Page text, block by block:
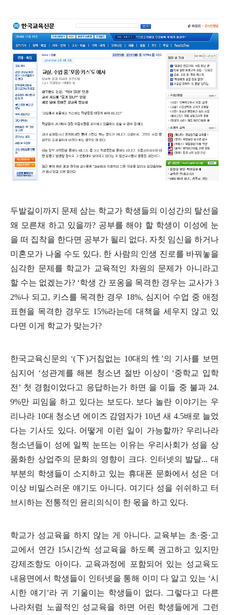
두발길이까지 문제 삼는 학교가 학생들의 이성간의 탈선을
왜 모른채 하고 있을까? 공부를 해야 할 학생이 이성에 눈
을 떠 집착을 한다면 공부가 될리 없다. 자칫 임신을 하거나
미혼모가 나올 수도 있다. 한 사람의 인생 진로를 바꿔놓을
심각한 문제를 학교가 교육적인 차원의 문제가 아니라고
할 수는 없겠는가? ‘학생 간 포옹을 목격한 경우는 교사가 3
2%나 되고, 키스를 목격한 경우 18%, 심지어 수업 중 애정
표현을 목격한 경우도 15%라는데 대책을 세우지 않고 있
다면 이게 학교가 맞는가?
한국교육신문의 ‘(下)거침없는 10대의性 ’의 기사를 보면
심지어 ‘성관계를 해본 청소년 절반 이상이 ‘중학교 입학
전 ’ 첫 경험이었다고 응답하는가 하면 을 이들 중 불과 24.
9%만 피임을 하고 있다는 보도다. 보다 놀란 이야기는 우
리나라 10대 청소년 에이즈 감염자가 10년 새 4.5배로 늘었
다는 기사도 있다. 어떻게 이런 일이 가능할까? 우리나라
청소년들이 성에 일찍 눈뜨는 이유는 우리사회가 성을 상
품화한 상업주의 문화의 영향이 크다. 인터넷의 발달...대
부분의 학생들이 소지하고 있는 휴대폰 문화에서 성은 더
이상 비밀스러운 얘기도 아니다. 여기다 성을 쉬쉬하고 터
브시하는 전통적인 윤리의식이 한 몫을 하고 있다.
학교가 성교육을 하지 않는 게 아니다. 교육부는 초·중·고
교에서 연간 15시간씩 성교육을 하도록 권고하고 있지만
강제조항도 아이다. 교육과정에 포함되어 있는 성교육도
내용면에서 학생들이 인터넷을 통해 이미 다 알고 있는 ‘시
시한 얘기 ’라 귀 기울이는 학생들이 없다. 그렇다고 다른
나라처럼 노골적인 성교육을 하면 어린 학생들에게 그런